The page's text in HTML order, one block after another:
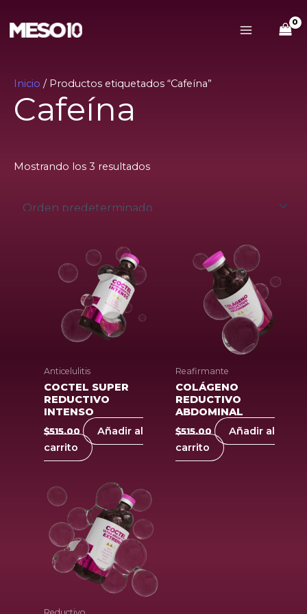
contenido
Menu
Inicio / Productos etiquetados “Cafeína”
Cafeína
Mostrando los 3 resultados
Anticelulitis
COCTEL SUPER
REDUCTIVO
INTENSO
$515.00
Añadir al
carrito
Reafirmante
COLÁGENO
REDUCTIVO
ABDOMINAL
$515.00
Añadir al
carrito